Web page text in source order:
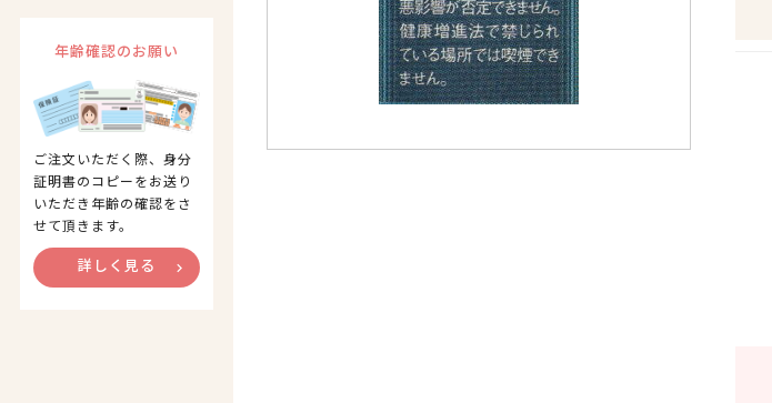
年齢確認のお願い
ご注文いただく際、身分
証明書のコピーをお送り
いただき年齢の確認をさ
せて頂きます。
詳しく見る